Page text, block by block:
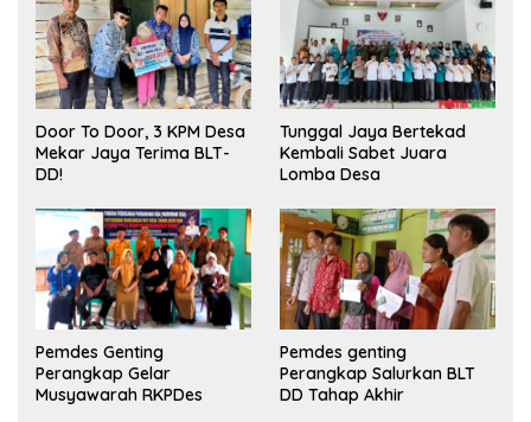
Door To Door, 3 KPM Desa
Mekar Jaya Terima BLT-
DD!
Tunggal Jaya Bertekad
Kembali Sabet Juara
Lomba Desa
Pemdes Genting
Perangkap Gelar
Musyawarah RKPDes
Pemdes genting
Perangkap Salurkan BLT
DD Tahap Akhir